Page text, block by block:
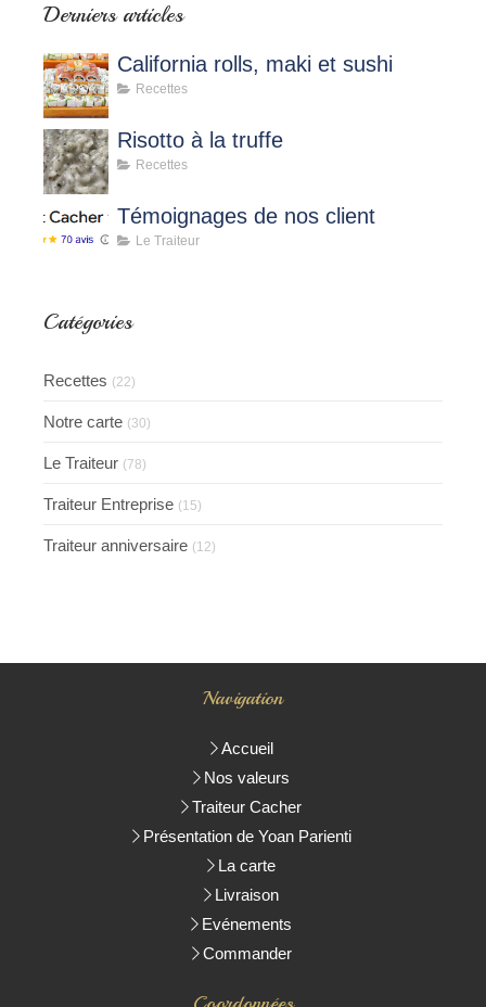
Derniers articles
California rolls, maki et sushi
Recettes
Risotto à la truffe
Recettes
Témoignages de nos client
Le Traiteur
Catégories
Recettes (22)
Notre carte (30)
Le Traiteur (78)
Traiteur Entreprise (15)
Traiteur anniversaire (12)
Navigation
Accueil
Nos valeurs
Traiteur Cacher
Présentation de Yoan Parienti
La carte
Livraison
Evénements
Commander